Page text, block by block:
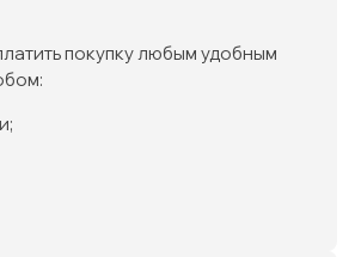
покупку любым удобным